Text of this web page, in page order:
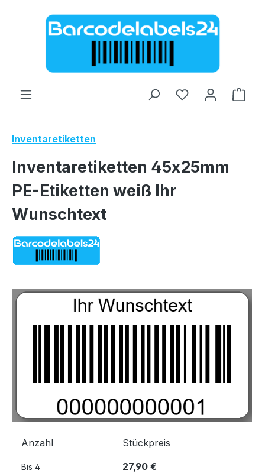
Zum Hauptinhalt springen
Inventaretiketten
Inventaretiketten 45x25mm
PE-Etiketten weiß Ihr
Wunschtext
Bildergalerie überspringen
Anzahl Stückpreis
Bis 4 27,90 €